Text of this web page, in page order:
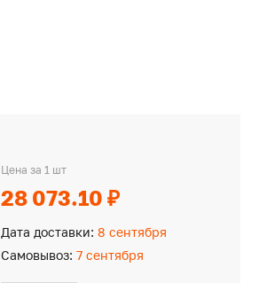
Цена за 1 шт
28 073.10 ₽
Дата доставки: 8 сентября
Самовывоз: 7 сентября